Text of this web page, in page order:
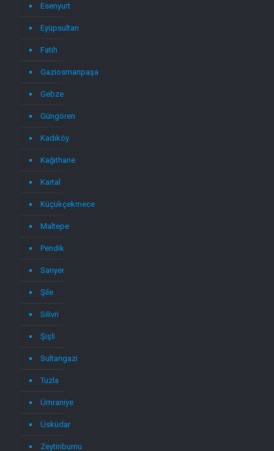
Esenyurt
Eyüpsultan
Fatih
Gaziosmanpaşa
Gebze
Güngören
Kadıköy
Kağıthane
Kartal
Küçükçekmece
Maltepe
Pendik
Sarıyer
Şile
Silivri
Şişli
Sultangazi
Tuzla
Ümraniye
Üsküdar
Zeytinburnu